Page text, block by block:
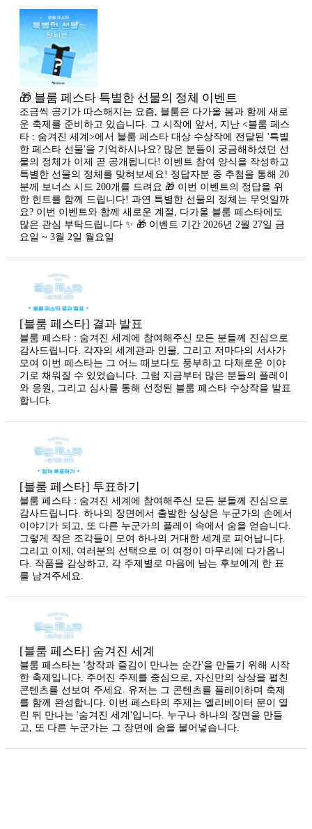
🎁 블룸 페스타 특별한 선물의 정체 이벤트
조금씩 공기가 따스해지는 요즘, 블룸은 다가올 봄과 함께 새로
운 축제를 준비하고 있습니다. 그 시작에 앞서, 지난 <블룸 페스
타 : 숨겨진 세계>에서 블룸 페스타 대상 수상작에 전달된 '특별
한 페스타 선물'을 기억하시나요? 많은 분들이 궁금해하셨던 선
물의 정체가 이제 곧 공개됩니다! 이벤트 참여 양식을 작성하고
특별한 선물의 정체를 맞혀보세요! 정답자분 중 추첨을 통해 20
분께 보너스 시드 200개를 드려요 🎁 이번 이벤트의 정답을 위
한 힌트를 함께 드립니다! 과연 특별한 선물의 정체는 무엇일까
요? 이번 이벤트와 함께 새로운 계절, 다가올 블룸 페스타에도
많은 관심 부탁드립니다 ✨ 🎁 이벤트 기간 2026년 2월 27일 금
요일 ~ 3월 2일 월요일
[블룸 페스타] 결과 발표
블룸 페스타 : 숨겨진 세계에 참여해주신 모든 분들께 진심으로
감사드립니다. 각자의 세계관과 인물, 그리고 저마다의 서사가
모여 이번 페스타는 그 어느 때보다도 풍부하고 다채로운 이야
기로 채워질 수 있었습니다. 그럼 지금부터 많은 분들의 플레이
와 응원, 그리고 심사를 통해 선정된 블룸 페스타 수상작을 발표
합니다.
[블룸 페스타] 투표하기
블룸 페스타 : 숨겨진 세계에 참여해주신 모든 분들께 진심으로
감사드립니다. 하나의 장면에서 출발한 상상은 누군가의 손에서
이야기가 되고, 또 다른 누군가의 플레이 속에서 숨을 얻습니다.
그렇게 작은 조각들이 모여 하나의 거대한 세계로 피어납니다.
그리고 이제, 여러분의 선택으로 이 여정이 마무리에 다가옵니
다. 작품을 감상하고, 각 주제별로 마음에 남는 후보에게 한 표
를 남겨주세요.
[블룸 페스타] 숨겨진 세계
블룸 페스타는 '창작과 즐김이 만나는 순간'을 만들기 위해 시작
한 축제입니다. 주어진 주제를 중심으로, 자신만의 상상을 펼친
콘텐츠를 선보여 주세요. 유저는 그 콘텐츠를 플레이하며 축제
를 함께 완성합니다. 이번 페스타의 주제는 엘리베이터 문이 열
린 뒤 만나는 '숨겨진 세계'입니다. 누구나 하나의 장면을 만들
고, 또 다른 누군가는 그 장면에 숨을 불어넣습니다.